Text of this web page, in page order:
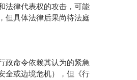
法律代表权的攻击，可能
但具体法律后果尚待法庭
政命令依赖其认为的紧急
全或边境危机），但《行